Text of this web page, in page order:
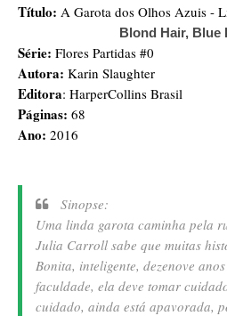
Título: A Garota dos Olhos Azuis -
Blond Hair, Blue
Série: Flores Partidas #0
Autora: Karin Slaughter
Editora: HarperCollins Brasil
Páginas: 68
Ano: 2016
Sinopse:
Uma linda garota caminha pela
Julia Carroll sabe que muitas
Bonita, inteligente, dezenove
faculdade, ela deve tomar
cuidado, ainda está apavorada,